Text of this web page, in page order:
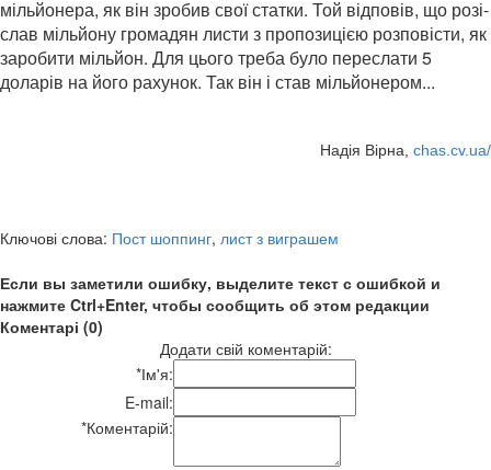
мільйонера, як він зробив свої статки. Той відповів, що розі-
слав мільйону громадян листи з пропозицією розповісти, як
заробити мільйон. Для цього треба було переслати 5
доларів на його рахунок. Так він і став мільйонером...
Надія Вірна, chas.cv.ua/
Ключові слова: Пост шоппинг, лист з виграшем
Если вы заметили ошибку, выделите текст с ошибкой и
нажмите Ctrl+Enter, чтобы сообщить об этом редакции
Коментарі (0)
Додати свій коментарій:
*Ім'я:
E-mail:
*Коментарій: